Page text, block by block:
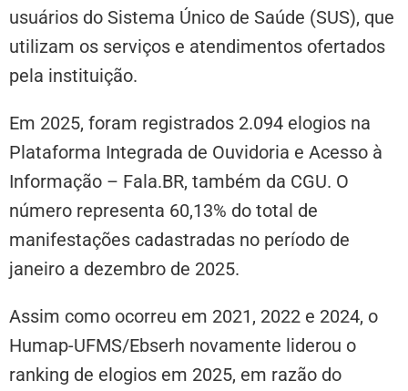
usuários do Sistema Único de Saúde (SUS), que
utilizam os serviços e atendimentos ofertados
pela instituição.
Em 2025, foram registrados 2.094 elogios na
Plataforma Integrada de Ouvidoria e Acesso à
Informação – Fala.BR, também da CGU. O
número representa 60,13% do total de
manifestações cadastradas no período de
janeiro a dezembro de 2025.
Assim como ocorreu em 2021, 2022 e 2024, o
Humap-UFMS/Ebserh novamente liderou o
ranking de elogios em 2025, em razão do